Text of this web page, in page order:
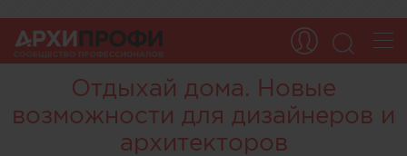
Отдыхай дома. Новые
возможности для дизайнеров и
архитекторов